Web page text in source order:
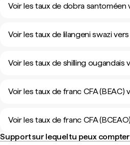
Voir les taux de dobra
Voir les taux de lilangeni swazi
Voir les taux de shilling ougandais
Voir les taux de franc CFA (BEAC)
Voir les taux de franc CFA
Support sur lequel tu peux compter